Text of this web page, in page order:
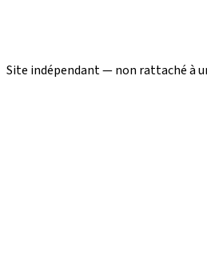
Site indépendant — non rattaché à